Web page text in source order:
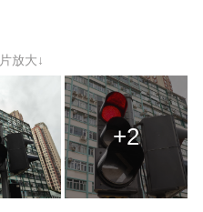
放大↓
+2